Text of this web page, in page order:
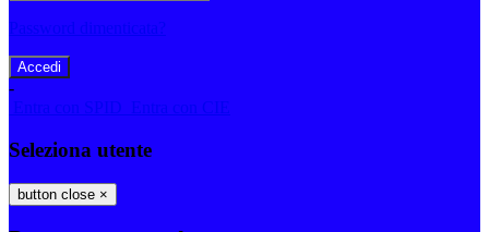
Password dimenticata?
-
Entra con SPID
Entra con CIE
Seleziona utente
button close ×